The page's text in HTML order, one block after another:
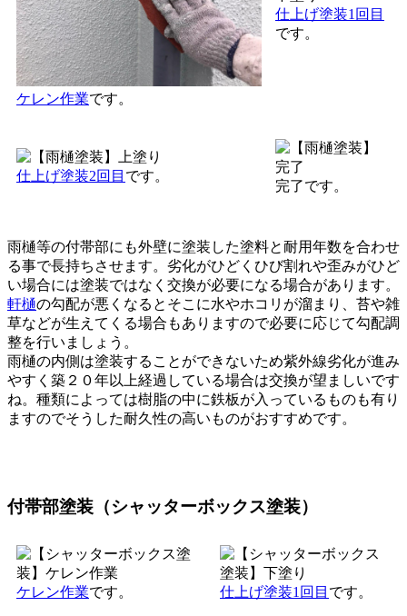
ケレン作業です。
仕上げ塗装1回目
です。
仕上げ塗装2回目 です。
完了です。
雨樋等の付帯部にも外壁に塗装した塗料と耐用年数を合わせ
る事で長持ちさせます。劣化がひどくひび割れや歪みがひど
い場合には塗装ではなく交換が必要になる場合があります。
軒樋の勾配が悪くなるとそこに水やホコリが溜まり、苔や雑
草などが生えてくる場合もありますので必要に応じて勾配調
整を行いましょう。
雨樋の内側は塗装することができないため紫外線劣化が進み
やすく築２０年以上経過している場合は交換が望ましいです
ね。種類によっては樹脂の中に鉄板が入っているものも有り
ますのでそうした耐久性の高いものがおすすめです。
付帯部塗装（シャッターボックス塗装）
ケレン作業です。 仕上げ塗装1回目 です。